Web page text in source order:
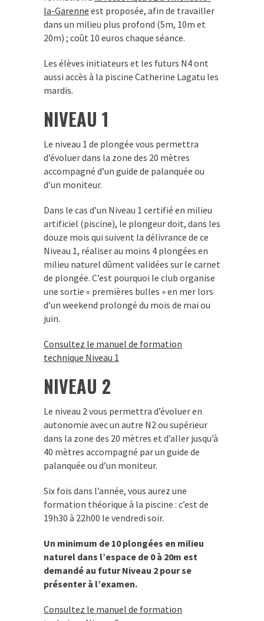
la-Garenne est proposée, afin de travailler
dans un milieu plus profond (5m, 10m et
20m) ; coût 10 euros chaque séance.
Les élèves initiateurs et les futurs N4 ont
aussi accès à la piscine Catherine Lagatu les
mardis.
NIVEAU 1
Le niveau 1 de plongée vous permettra
d’évoluer dans la zone des 20 mètres
accompagné d’un guide de palanquée ou
d’un moniteur.
Dans le cas d’un Niveau 1 certifié en milieu
artificiel (piscine), le plongeur doit, dans les
douze mois qui suivent la délivrance de ce
Niveau 1, réaliser au moins 4 plongées en
milieu naturel dûment validées sur le carnet
de plongée. C’est pourquoi le club organise
une sortie « premières bulles » en mer lors
d’un weekend prolongé du mois de mai ou
juin.
Consultez le manuel de formation
technique Niveau 1
NIVEAU 2
Le niveau 2 vous permettra d’évoluer en
autonomie avec un autre N2 ou supérieur
dans la zone des 20 mètres et d’aller jusqu’à
40 mètres accompagné par un guide de
palanquée ou d’un moniteur.
Six fois dans l’année, vous aurez une
formation théorique à la piscine : c’est de
19h30 à 22h00 le vendredi soir.
Un minimum de 10 plongées en milieu
naturel dans l’espace de 0 à 20m est
demandé au futur Niveau 2 pour se
présenter à l’examen.
Consultez le manuel de formation